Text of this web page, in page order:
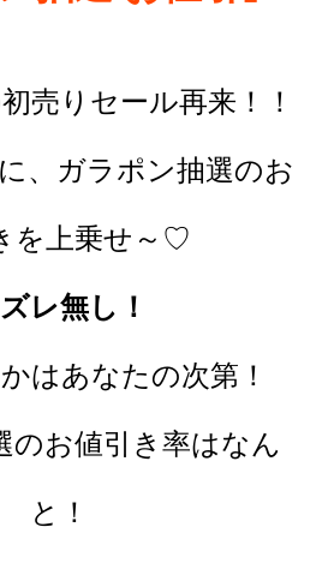
売りセール再来！！
、ガラポン抽選のお
を上乗せ～♡
レ無し！
はあなたの次第！
のお値引き率はなん
と！